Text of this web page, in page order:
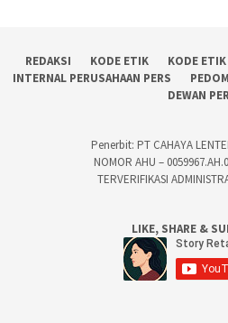
REDAKSI KODE ETIK KODE
INTERNAL PERUSAHAAN PERS
DEWAN
Penerbit: PT CAHAYA
NOMOR AHU –
TERVERIFIKASI
LIKE, SHARE &